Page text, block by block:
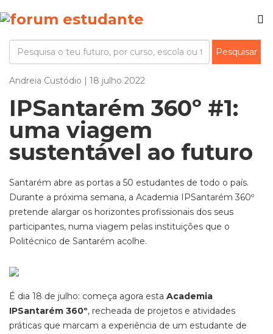
Andreia Custódio | 18 julho 2022
IPSantarém 360º #1:
uma viagem
sustentável ao futuro
Santarém abre as portas a 50 estudantes de todo o país.
Durante a próxima semana, a Academia IPSantarém 360º
pretende alargar os horizontes profissionais dos seus
participantes, numa viagem pelas instituições que o
Politécnico de Santarém acolhe.
É dia 18 de julho: começa agora esta Academia
IPSantarém 360º, recheada de projetos e atividades
práticas que marcam a experiência de um estudante de